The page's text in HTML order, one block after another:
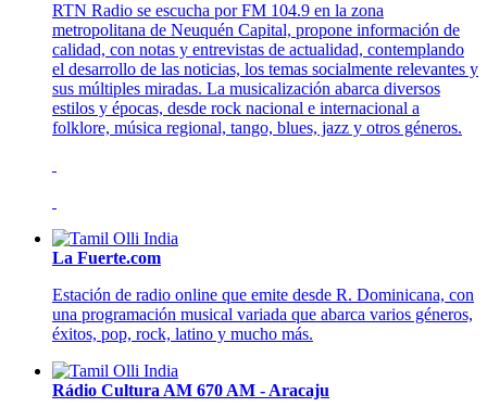
RTN Radio se escucha por FM 104.9 en la zona
metropolitana de Neuquén Capital, propone información de
calidad, con notas y entrevistas de actualidad, contemplando
el desarrollo de las noticias, los temas socialmente relevantes y
sus múltiples miradas. La musicalización abarca diversos
estilos y épocas, desde rock nacional e internacional a
folklore, música regional, tango, blues, jazz y otros géneros.
La Fuerte.com
Estación de radio online que emite desde R. Dominicana, con
una programación musical variada que abarca varios géneros,
éxitos, pop, rock, latino y mucho más.
Rádio Cultura AM 670 AM - Aracaju